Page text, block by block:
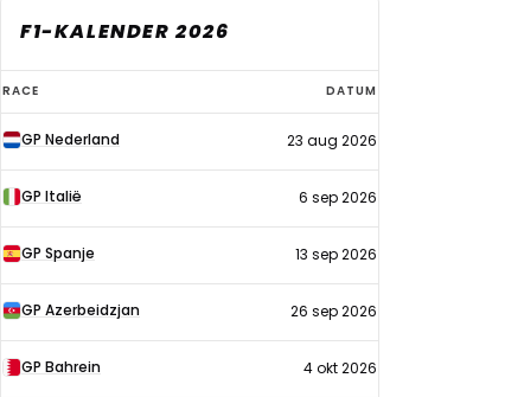
F1-KALENDER 2026
F1-
kalender
2026
RACE DATUM
GP Nederland 23 aug 2026
GP Italië 6 sep 2026
GP Spanje 13 sep 2026
GP Azerbeidzjan 26 sep 2026
GP Bahrein 4 okt 2026